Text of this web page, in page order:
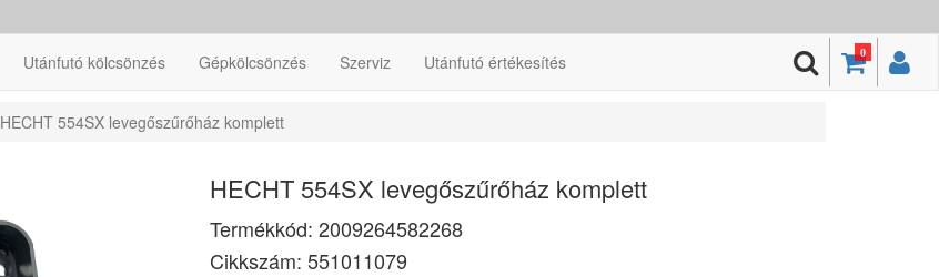
0
Utánfutó kölcsönzés Gépkölcsönzés Szerviz Utánfutó értékesítés
HECHT 554SX levegőszűrőház komplett
HECHT 554SX levegőszűrőház komplett
Termékkód: 2009264582268
Cikkszám: 551011079